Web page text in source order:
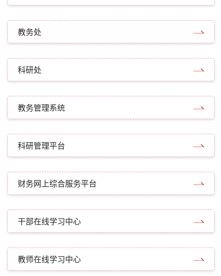
教务处
科研处
教务管理系统
科研管理平台
财务网上综合服务平台
干部在线学习中心
教师在线学习中心